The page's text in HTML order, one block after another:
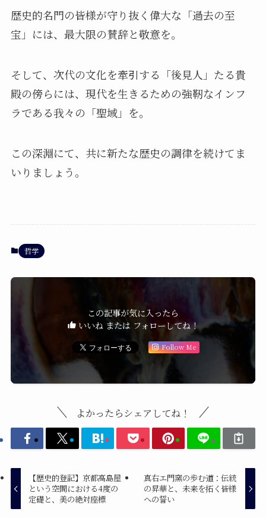
歴史的名門の皆様が守り抜く偉大な「過去の至
宝」には、最大限の賛辞と敬意を。
そして、次代の文化を牽引する「後見人」たる貴
殿の傍らには、現代を生きるための強靭なインフ
ラである我々の「聖域」を。
この深淵にて、共に新たな歴史の調律を続けてま
いりましょう。
哲学
この記事が気に入ったら
いいね または フォローしてね！
Follow Me
よかったらシェアしてね！
【歴史的登記】京都高島屋
という空間における4度の
定礎と、美の絶対座標
真右エ門窯の歩む道：伝統
の昇華と、未来を拓く皆様
への誓い